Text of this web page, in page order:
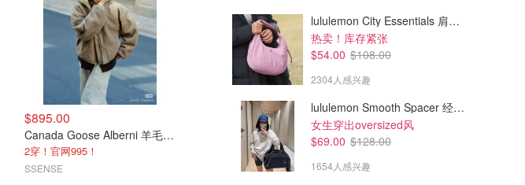
$895.00
Canada Goose Alberni 羊毛夹克 米色
2穿！官网995！
SSENSE
Canada Goose Alberni 双面抓绒绿夹克
2穿！官网995！夹克面也好看
$895.00
官网995
SSENSE
lululemon City Essentials 肩背包 4L
热卖！库存紧张
$54.00 $108.00
2304人感兴趣
lululemon Smooth Spacer 经典卫衣
女生穿出oversized风
$69.00 $128.00
1654人感兴趣